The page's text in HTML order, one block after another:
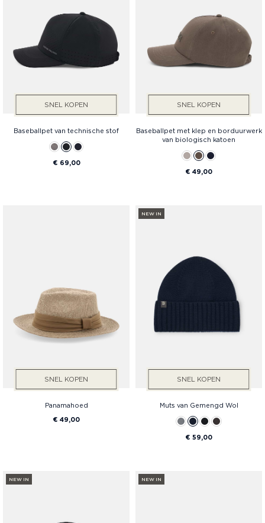
SNEL KOPEN
Baseballpet van technische stof
€ 69,00
SNEL KOPEN
Baseballpet met klep en borduurwerk
van biologisch katoen
€ 49,00
SNEL KOPEN
Panamahoed
€ 49,00
NEW IN
SNEL KOPEN
Muts van Gemengd Wol
€ 59,00
NEW IN NEW IN